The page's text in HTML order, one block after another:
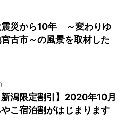
震災から10年 ～変わりゆ
古市～の風景を取材した
新潟限定割引】2020年10月
こ宿泊割がはじまります